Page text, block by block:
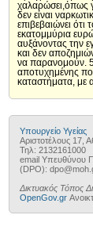
χαλαρώσει,όπως
δεν είναι
επιβεβαιώνει
εκατομμύρια
αυξάνοντας την
και δεν
να παρανομούν.
αποτυχημένης
καταστήματα, με
Υπουργείο Υγείας
Αριστοτέλους 17,
Τηλ: 2132161000
email Υπευθύνου
(DPO):
Δικτυακός Τόπος
OpenGov.gr